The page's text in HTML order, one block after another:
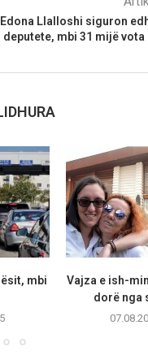
Edona Llalloshi siguron
deputete, mbi 31 mijë
mbi
Vajza e ish-
dorë nga